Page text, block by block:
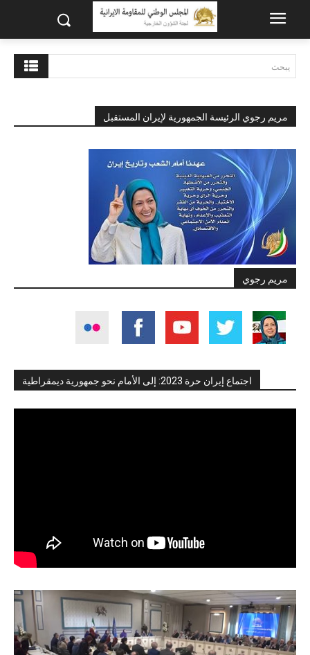
يبحث
مريم رجوي الرئيسة الجمهورية لإيران المستقبل
مريم رجوي
اجتماع إيران حرة 2023: إلى الأمام نحو جمهورية ديمقراطية